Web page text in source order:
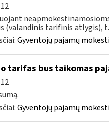
(valandinis tarifinis atlygis), t.
Gyventojų pajamų
tarifas bus taikomas
Gyventojų pajamų